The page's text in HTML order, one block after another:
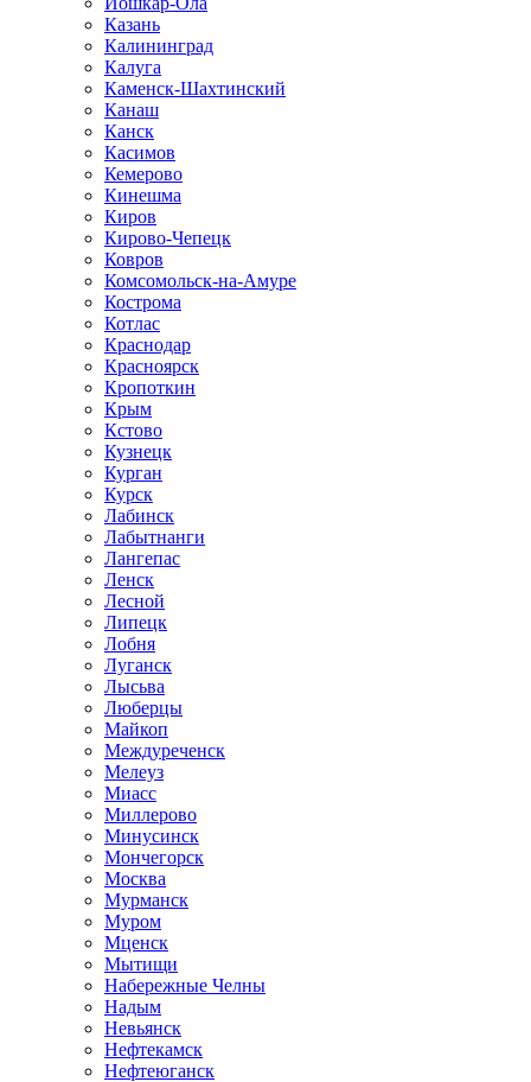
Казань
Калининград
Калуга
Каменск-Шахтинский
Канаш
Канск
Касимов
Кемерово
Кинешма
Киров
Кирово-Чепецк
Ковров
Комсомольск-на-Амуре
Кострома
Котлас
Краснодар
Красноярск
Кропоткин
Крым
Кстово
Кузнецк
Курган
Курск
Лабинск
Лабытнанги
Лангепас
Ленск
Лесной
Липецк
Лобня
Луганск
Лысьва
Люберцы
Майкоп
Междуреченск
Мелеуз
Миасс
Миллерово
Минусинск
Мончегорск
Москва
Мурманск
Муром
Мценск
Мытищи
Набережные Челны
Надым
Невьянск
Нефтекамск
Нефтеюганск